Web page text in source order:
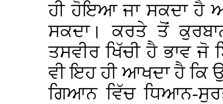
ਹੀ ਹੋਇਆ ਜਾ ਸਕਦਾ ਹੈ
ਸਕਦਾ। ਕਰਤੇ ਤੋਂ
ਤਸਵੀਰ ਖਿੱਚੀ ਹੈ ਭਾਵ
ਵੀ ਇਹ ਹੀ ਆਖਦਾ ਹੈ ਕਿ
ਗਿਆਨ ਵਿੱਚ ਧਿਆਨ-